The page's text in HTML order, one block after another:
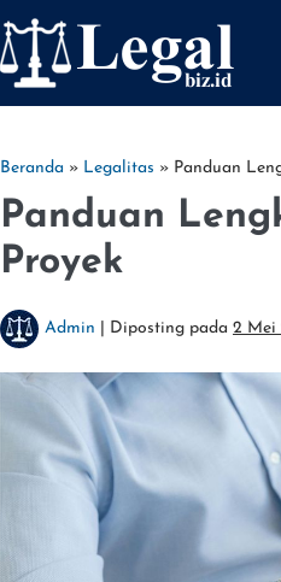
Beranda » Legalitas » Panduan
Panduan
Proyek
Admin Diposting pada 2 Mei